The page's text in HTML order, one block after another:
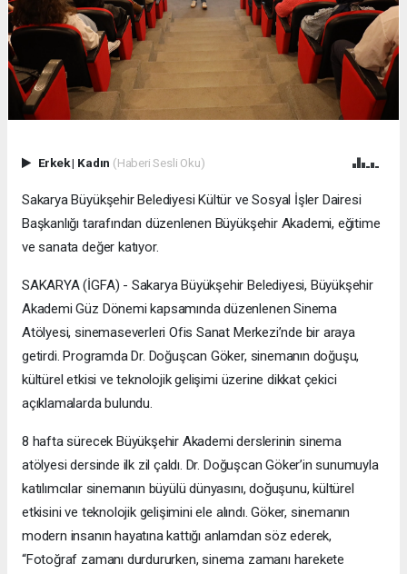
Erkek| Kadın (Haberi Sesli Oku)
Sakarya Büyükşehir Belediyesi Kültür ve Sosyal İşler Dairesi
Başkanlığı tarafından düzenlenen Büyükşehir Akademi, eğitime
ve sanata değer katıyor.
SAKARYA (İGFA) - Sakarya Büyükşehir Belediyesi, Büyükşehir
Akademi Güz Dönemi kapsamında düzenlenen Sinema
Atölyesi, sinemaseverleri Ofis Sanat Merkezi’nde bir araya
getirdi. Programda Dr. Doğuşcan Göker, sinemanın doğuşu,
kültürel etkisi ve teknolojik gelişimi üzerine dikkat çekici
açıklamalarda bulundu.
8 hafta sürecek Büyükşehir Akademi derslerinin sinema
atölyesi dersinde ilk zil çaldı. Dr. Doğuşcan Göker’in sunumuyla
katılımcılar sinemanın büyülü dünyasını, doğuşunu, kültürel
etkisini ve teknolojik gelişimini ele alındı. Göker, sinemanın
modern insanın hayatına kattığı anlamdan söz ederek,
“Fotoğraf zamanı durdururken, sinema zamanı harekete